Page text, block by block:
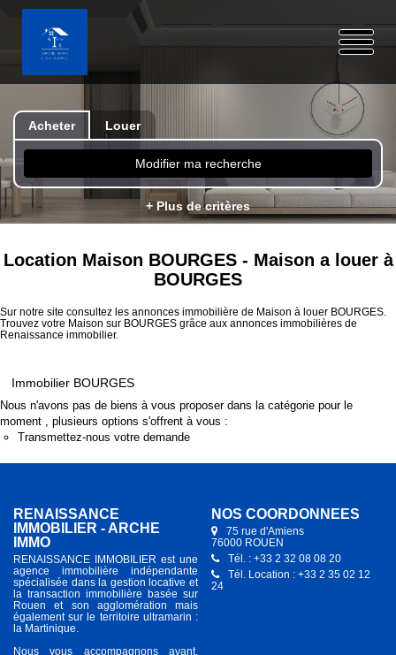
Acheter Louer
Modifier ma recherche
+ Plus de critères
Location Maison BOURGES - Maison a louer à
BOURGES
Sur notre site consultez les annonces immobilière de Maison à louer BOURGES.
Trouvez votre Maison sur BOURGES grâce aux annonces immobilières de
Renaissance immobilier.
Immobilier BOURGES
Nous n'avons pas de biens à vous proposer dans la catégorie pour le
moment , plusieurs options s'offrent à vous :
Transmettez-nous votre demande
RENAISSANCE
IMMOBILIER - ARCHE
IMMO
RENAISSANCE IMMOBILIER est une
agence immobilière indépendante
spécialisée dans la gestion locative et
la transaction immobilière basée sur
Rouen et son agglomération mais
également sur le territoire ultramarin :
la Martinique.
Nous vous accompagnons avant,
NOS COORDONNÉES
75 rue d'Amiens
76000 ROUEN
Tél. : +33 2 32 08 08 20
Tél. Location : +33 2 35 02 12
24